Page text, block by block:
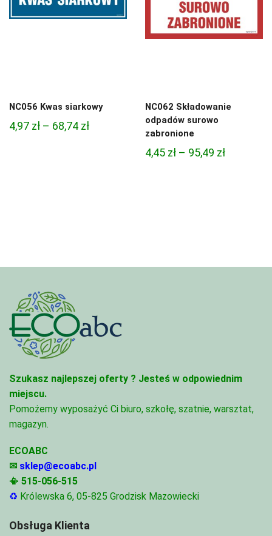
NC056 Kwas siarkowy
4,97 zł – 68,74 złZakres
NC062 Składowanie
odpadów surowo
zabronione
4,45 zł – 95,49 złZakres
Szukasz najlepszej oferty ? Jesteś w odpowiednim
miejscu.
Pomożemy wyposażyć Ci biuro, szkołę, szatnie, warsztat,
magazyn.
ECOABC
✉ sklep@ecoabc.pl
📳 515-056-515
♻ Królewska 6, 05-825 Grodzisk Mazowiecki
Obsługa Klienta